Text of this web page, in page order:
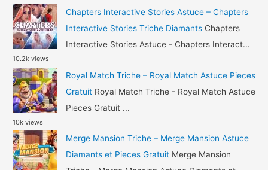
h
f
o
r
:
Chapters Interactive Stories Astuce – Chapters
Interactive Stories Triche Diamants Chapters
Interactive Stories Astuce - Chapters Interact...
10.2k views
Royal Match Triche – Royal Match Astuce Pieces
Gratuit Royal Match Triche - Royal Match Astuce
Pieces Gratuit ...
10k views
Merge Mansion Triche – Merge Mansion Astuce
Diamants et Pieces Gratuit Merge Mansion